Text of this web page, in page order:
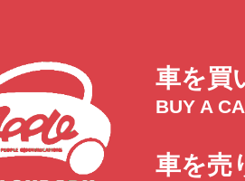
車を買
BUY A
車を売